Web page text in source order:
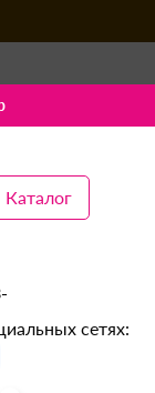
Каталог
сетях: